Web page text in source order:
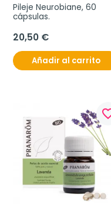
Pileje Neurobiane, 60
cápsulas.
20,50 €
Añadir al carrito